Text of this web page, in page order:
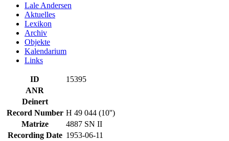
Lale Andersen
Aktuelles
Lexikon
Archiv
Objekte
Kalendarium
Links
ID
15395
ANR
Deinert
Record Number H 49 044 (10'')
Matrize
4887 SN II
Recording Date 1953-06-11